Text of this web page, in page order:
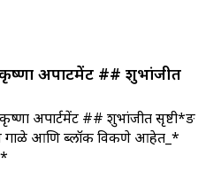
अपार्टमेंट ## शुभांजीत
अपार्टमेंट ## शुभांजीत सृष्टी*ङ
गाळे आणि ब्लॉक विकणे आहेत_*